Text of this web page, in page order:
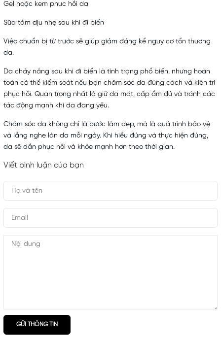
Gel hoặc kem phục hồi da
Sữa tắm dịu nhẹ sau khi đi biển
Việc chuẩn bị từ trước sẽ giúp giảm đáng kể nguy cơ tổn thương
da.
Da cháy nắng sau khi đi biển là tình trạng phổ biến, nhưng hoàn
toàn có thể kiểm soát nếu bạn chăm sóc da đúng cách và kiên trì
phục hồi. Quan trọng nhất là giữ da mát, cấp ẩm đủ và tránh các
tác động mạnh khi da đang yếu.
Chăm sóc da không chỉ là bước làm đẹp, mà là quá trình bảo vệ
và lắng nghe làn da mỗi ngày. Khi hiểu đúng và thực hiện đúng,
da sẽ dần phục hồi và khỏe mạnh hơn theo thời gian.
Viết bình luận của bạn
GỬI THÔNG TIN